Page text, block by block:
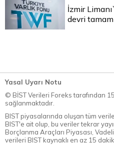
İzmir
devri
Yasal Uyarı Notu
© BİST Verileri Foreks tarafından
sağlanmaktadır.
BIST piyasalarında oluşan tüm
BIST'e ait olup, bu veriler tekrar
Borçlanma Araçları Piyasası,
verileri BIST kaynaklı en az 15